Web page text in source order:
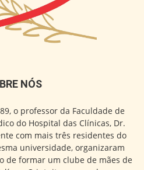
NÓS
o professor da Faculdade de
do Hospital das Clínicas, Dr.
com mais três residentes do
universidade, organizaram
de formar um clube de mães de